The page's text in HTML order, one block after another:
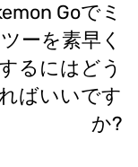
Goでミ
ーを素早く
るにはどう
ばいいです
か?